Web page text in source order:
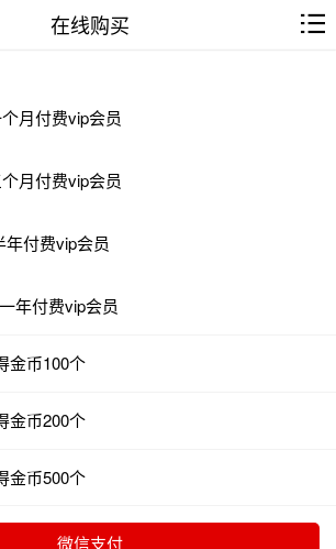
在线购买
月付费vip会员
月付费vip会员
付费vip会员
年付费vip会员
金币100个
金币200个
金币500个